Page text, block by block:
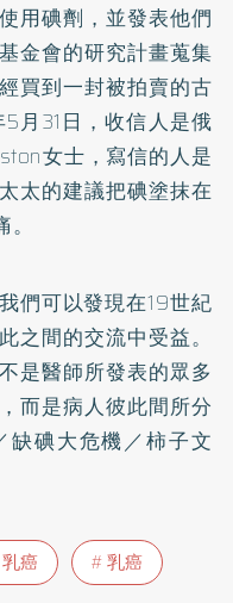
用碘劑，並發表他們
金會的研究計畫蒐集
買到一封被拍賣的古
月31日，收信人是俄
女士，寫信的人是
太的建議把碘塗抹在
們可以發現在19世紀
之間的交流中受益。
是醫師所發表的眾多
而是病人彼此間所分
缺碘大危機／柿子文
乳癌 乳癌